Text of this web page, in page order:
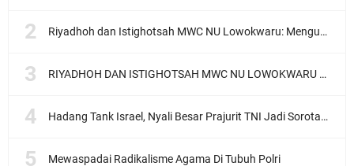
Riyadhoh dan Istighotsah MWC NU Lowokwaru: Menguatkan Doa, Menjalin Ukhuwah Menyambut Muktamar NU ke-35
RIYADHOH DAN ISTIGHOTSAH MWC NU LOWOKWARU Menyambut Muktamar NU ke-35, Meneguhkan Sanad Laku Para Muassis
Hadang Tank Israel, Nyali Besar Prajurit TNI Jadi Sorotan Dunia
Mewaspadai Radikalisme Agama Di Tubuh Polri